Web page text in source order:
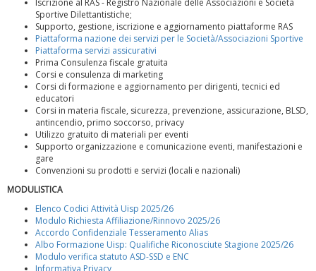
La formazione Uisp rallenta ma prosegue anche in estate
Iscrizione al RAS - Registro Nazionale delle Associazioni e Società
Sportive Dilettantistiche;
Supporto, gestione, iscrizione e aggiornamento piattaforme RAS
Piattaforma nazione dei servizi per le Società/Associazioni Sportive
Piattaforma servizi assicurativi
Prima Consulenza fiscale gratuita
Corsi e consulenza di marketing
Corsi di formazione e aggiornamento per dirigenti, tecnici ed
educatori
Corsi in materia fiscale, sicurezza, prevenzione, assicurazione, BLSD,
antincendio, primo soccorso, privacy
Utilizzo gratuito di materiali per eventi
Supporto organizzazione e comunicazione eventi, manifestazioni e
gare
Convenzioni su prodotti e servizi (locali e nazionali)
MODULISTICA
Elenco Codici Attività Uisp 2025/26
Modulo Richiesta Affiliazione/Rinnovo 2025/26
Accordo Confidenziale Tesseramento Alias
Albo Formazione Uisp: Qualifiche Riconosciute Stagione 2025/26
Modulo verifica statuto ASD-SSD e ENC